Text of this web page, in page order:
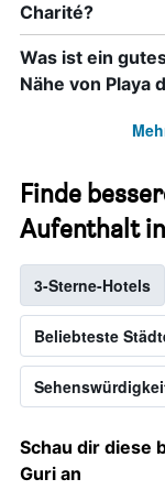
Charité?
Was ist ein
Nähe von Playa
Finde
Aufenthalt
3-Sterne-Hotels
Beliebteste
Schau dir diese
Guri an